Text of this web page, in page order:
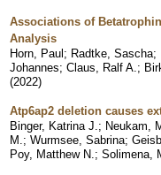
Associations of
Analysis
Horn, Paul; Radtke, Sascha;
Johannes; Claus, Ralf A. ;
(2022)
Atp6ap2 deletion causes
Binger, Katrina J. ; Neukam,
M. ; Wurmsee, Sabrina;
Poy, Matthew N. ; Solimena,